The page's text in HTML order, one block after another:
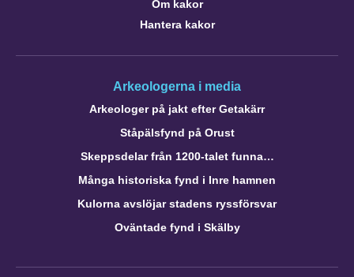
Om kakor
Hantera kakor
Arkeologerna i media
Arkeologer på jakt efter Getakärr
Ståpälsfynd på Orust
Skeppsdelar från 1200-talet funna…
Många historiska fynd i Inre hamnen
Kulorna avslöjar stadens ryssförsvar
Oväntade fynd i Skälby